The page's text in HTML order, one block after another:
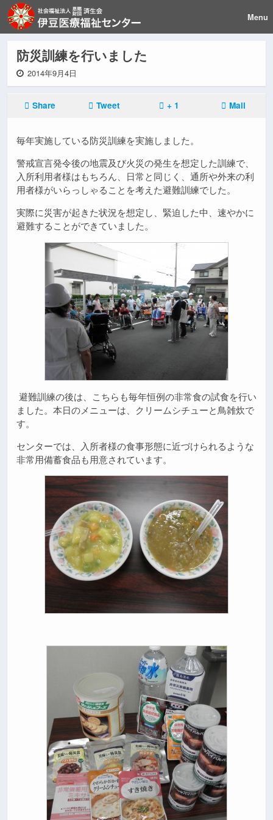
Menu
防災訓練を行いました
2014年9月4日
Share Tweet + 1 Mail
毎年実施している防災訓練を実施しました。
警戒宣言発令後の地震及び火災の発生を想定した訓練で、
入所利用者様はもちろん、日常と同じく、通所や外来の利
用者様がいらっしゃることを考えた避難訓練でした。
実際に災害が起きた状況を想定し、緊迫した中、速やかに
避難することができていました。
避難訓練の後は、こちらも毎年恒例の非常食の試食を行い
ました。本日のメニューは、クリームシチューと鳥雑炊で
す。
センターでは、入所者様の食事形態に近づけられるような
非常用備蓄食品も用意されています。